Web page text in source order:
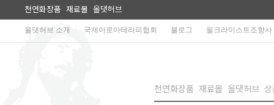
천연화장품 재료몰 올댓허브
올댓허브 소개 국제아로마테라피협회 블로그 필크라이스트조향사